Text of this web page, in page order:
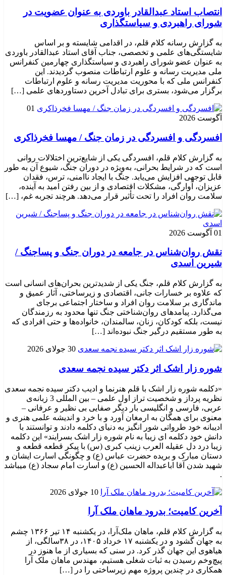
انتصاب استاد عبدالقادر باوردی به عنوان عضویت در
شورای راهبردی و سیاستگذاری
به گزارش رسانه کلام قلم، در اقدامی شایسته و بر اساس
شایستگی‌های علمی و تخصصی، جناب آقای استاد عبدالقادر باوردی
به عنوان عضو شورای راهبردی و سیاستگذاری چهارمین کنفرانس
ملی مدیریت رسانه و علوم ارتباطات منصوب گردیدند. این
کنفرانس ملی که با محوریت مدیریت رسانه و علوم ارتباطات
برگزار می‌شود، بستری برای تبادل آخرین دستاوردهای علمی […]
01
آگوست 2026
افسردگی و افسردگی در زمان جنگ / مهسا فخرذاکری
به گزارش کلام قلم، افسردگی یکی از شایع‌ترین اختلالات روانی
است که در شرایط بحرانی، به‌ویژه در دوران جنگ، شیوع آن به طور
قابل توجهی افزایش می‌یابد. جنگ با ایجاد ناامنی، ترس، فقدان
عزیزان، آوارگی، مشکلات اقتصادی و از بین رفتن امید به آینده،
سلامت روان افراد را تحت تأثیر قرار می‌دهد. هرچند تجربه غم، […]
01 آگوست 2026
نقش روان‌شناس در جامعه در دوران جنگ و پساجنگ /
شیرین اسدی
به گزارش کلام قلم، جنگ یکی از شدیدترین بحران‌های انسانی است
که علاوه بر خسارات جانی، اقتصادی و زیرساختی، آثار عمیق و
ماندگاری بر سلامت روان افراد و ساختار اجتماعی برجای
می‌گذارد. پیامدهای روان‌شناختی جنگ تنها محدود به رزمندگان
نیست، بلکه کودکان، زنان، سالمندان، خانواده‌ها و حتی افرادی که
به طور مستقیم درگیر جنگ نبوده‌اند […]
30 جولای 2026
شوره زار اشک اثر دکتر سیده نجمه سعدی
«دکلمه شوره زار اشک با قلم هنرنما و ادیب دکتر سیده نجمه سعدی
نظریه پرداز و شخصیت تراز اول علمی – بین المللی 3 زبانه‌ی
عربی، فارسی و انگلیسی بار دیگر صفایی بی نظیر و عرفانی –
معنوی برای همگان به ارمغان آورد و با خرد و اندیشه علمی هنری و
ادیبانه خود طرواتی شور انگیز به دنیای دکلمه دادند و توانستند با
دانش خود دکلمه ای زیبا به نام شوره زار اشک بسرایند» این دکلمه
زیبا درد دل عقیله العرب زینب کبری (س) با پیکر قطعه قطعه و
دستان مبارک و بریده حضرت عباس (ع) و چگونگی اسارت ایشان و
شهید شدن آقا اباعبداله الحسین (ع) و اسارت امام سجاد (ع) میباشد
.
10 جولای 2026
​آخرین کامیت؛ بدرود ماهان ملک آرا
به گزارش کلام قلم، ماهان ملک‌آرا، در یکشنبه ۱۴ تیر ۱۳۶۶ چشم
به جهان گشود و در یکشنبه ۱۷ خرداد ۱۴۰۵، در ۳۸سالگی، از
هیاهوی این جهان گذر کرد. در سنی که بسیاری از ما هنوز در
پیچ‌وخم رسیدن به ثبات شغلی هستیم، مهندس ماهان ملک آرا
همکاری در چندین پروژه مهم زیرساختی را در […]